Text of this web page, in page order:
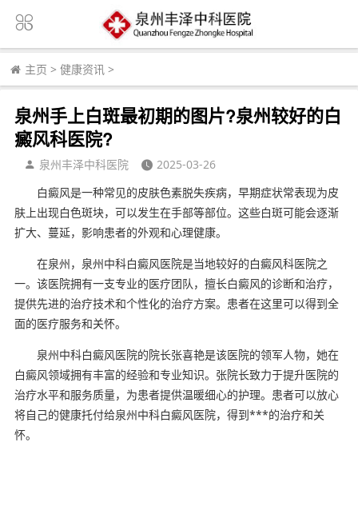
主页 > 健康资讯 >
泉州手上白斑最初期的图片?泉州较好的白
癜风科医院?
泉州丰泽中科医院
2025-03-26
白癜风是一种常见的皮肤色素脱失疾病，早期症状常表现为皮
肤上出现白色斑块，可以发生在手部等部位。这些白斑可能会逐渐
扩大、蔓延，影响患者的外观和心理健康。
在泉州，泉州中科白癜风医院是当地较好的白癜风科医院之
一。该医院拥有一支专业的医疗团队，擅长白癜风的诊断和治疗，
提供先进的治疗技术和个性化的治疗方案。患者在这里可以得到全
面的医疗服务和关怀。
泉州中科白癜风医院的院长张喜艳是该医院的领军人物，她在
白癜风领域拥有丰富的经验和专业知识。张院长致力于提升医院的
治疗水平和服务质量，为患者提供温暖细心的护理。患者可以放心
将自己的健康托付给泉州中科白癜风医院，得到***的治疗和关
怀。